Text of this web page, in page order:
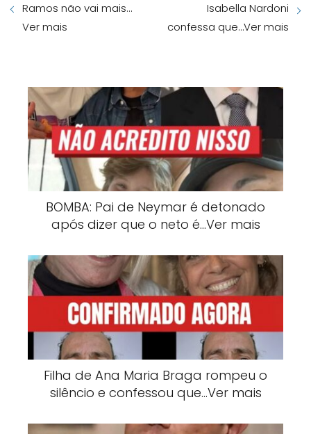
Ramos não vai mais…
Ver mais
Isabella Nardoni
confessa que…Ver mais
BOMBA: Pai de Neymar é detonado
após dizer que o neto é…Ver mais
Filha de Ana Maria Braga rompeu o
silêncio e confessou que…Ver mais